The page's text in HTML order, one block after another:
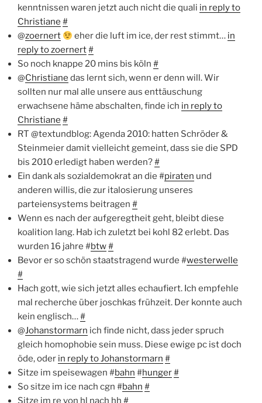
kenntnissen waren jetzt auch nicht die quali in reply to
Christiane #
@zoernert eher die luft im ice, der rest stimmt… in
reply to zoernert#
So noch knappe 20 mins bis köln #
@Christiane das lernt sich, wenn er denn will. Wir
sollten nur mal alle unsere aus enttäuschung
erwachsene häme abschalten, finde ich in reply to
Christiane #
RT @textundblog: Agenda 2010: hatten Schröder &
Steinmeier damit vielleicht gemeint, dass sie die SPD
bis 2010 erledigt haben werden?#
Ein dank als sozialdemokrat an die #piraten und
anderen willis, die zur italosierung unseres
parteiensystems beitragen #
Wenn es nach der aufgeregtheit geht, bleibt diese
koalition lang. Hab ich zuletzt bei kohl 82 erlebt. Das
wurden 16 jahre #btw#
Bevor er so schön staatstragend wurde #westerwelle
#
Hach gott, wie sich jetzt alles echaufiert. Ich empfehle
mal recherche über joschkas frühzeit. Der konnte auch
kein englisch…#
@Johanstormarn ich finde nicht, dass jeder spruch
gleich homophobie sein muss. Diese ewige pc ist doch
öde, oder in reply to Johanstormarn #
Sitze im speisewagen #bahn #hunger#
So sitze im ice nach cgn #bahn #
Sitze im re von hl nach hh #